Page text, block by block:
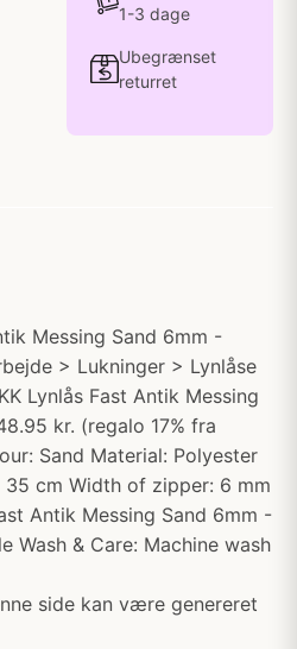
1-3 dage
Ubegrænset
returret
Messing Sand 6mm -
> Lukninger > Lynlåse
Lynlås Fast Antik Messing
kr. (regalo 17% fra
Sand Material: Polyester
35 cm Width of zipper: 6 mm
Antik Messing Sand 6mm -
Wash & Care: Machine wash
side kan være genereret